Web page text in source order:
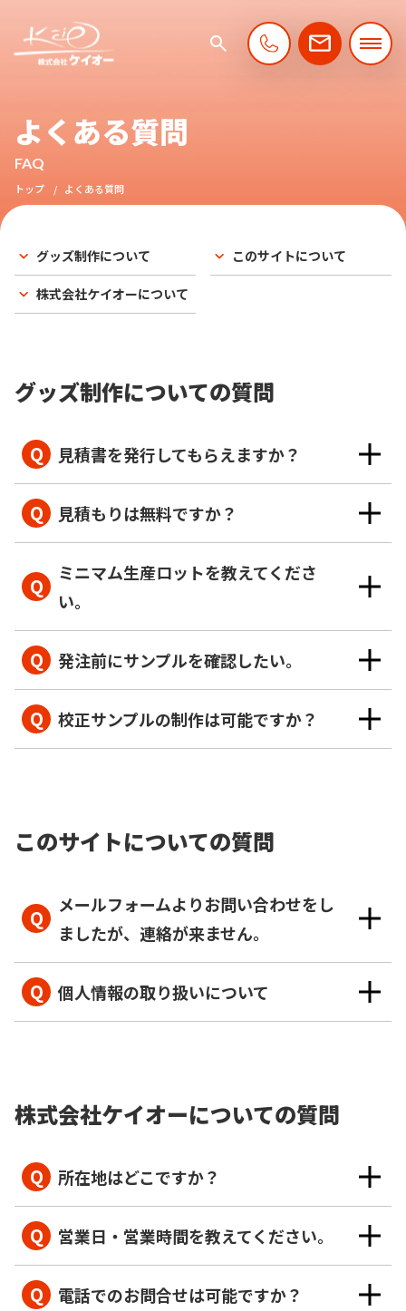
よくある質問
FAQ
トップ よくある質問
グッズ制作について このサイトについて
株式会社ケイオーについて
グッズ制作についての質問
Q 見積書を発行してもらえますか？
Q 見積もりは無料ですか？
Q
ミニマム生産ロットを教えてくださ
い。
Q 発注前にサンプルを確認したい。
Q 校正サンプルの制作は可能ですか？
このサイトについての質問
Q
メールフォームよりお問い合わせをし
ましたが、連絡が来ません。
Q 個人情報の取り扱いについて
株式会社ケイオーについての質問
Q 所在地はどこですか？
Q 営業日・営業時間を教えてください。
Q 電話でのお問合せは可能ですか？